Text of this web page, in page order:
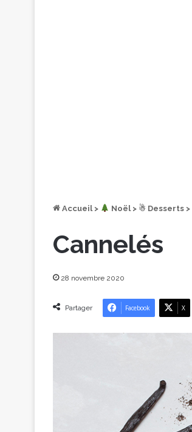
Accueil > ︎ Noël > ☃ Desserts >
Cannelés
28 novembre 2020
Partager Facebook X